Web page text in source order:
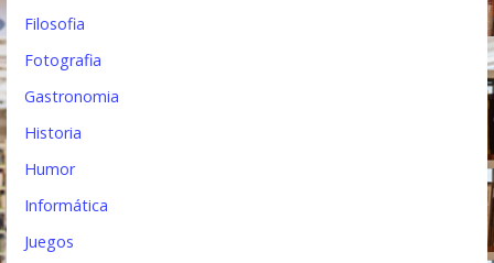
Filosofia
Fotografia
Gastronomia
Historia
Humor
Informática
Juegos